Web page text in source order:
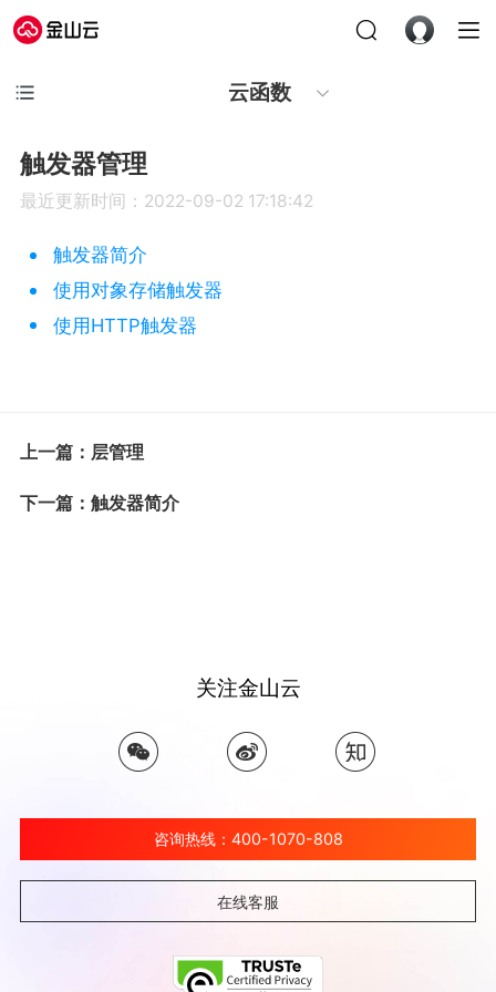
云函数
触发器管理
最近更新时间：2022-09-02 17:18:42
触发器简介
使用对象存储触发器
使用HTTP触发器
上一篇：层管理
下一篇：触发器简介
关注金山云
咨询热线：400-1070-808
在线客服